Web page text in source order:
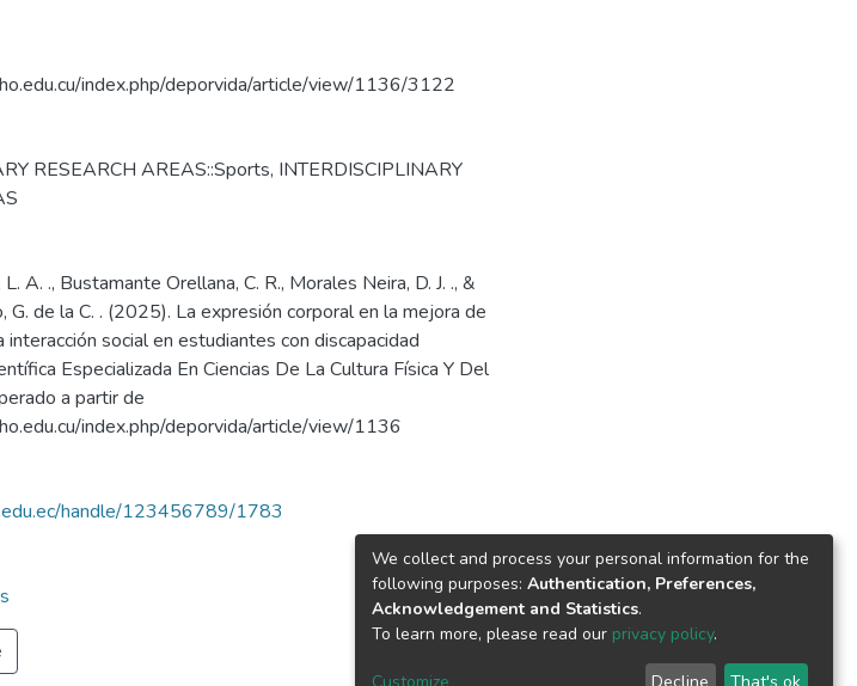
index.php/deporvida/article/view/1136/3122
RESEARCH AREAS::Sports, INTERDISCIPLINARY
A. ., Bustamante Orellana, C. R., Morales Neira, D. J. ., &
G. de la C. . (2025). La expresión corporal en la mejora de
interacción social en estudiantes con discapacidad
Especializada En Ciencias De La Cultura Física Y Del
a partir de
index.php/deporvida/article/view/1136
handle/123456789/1783
We collect and process your personal information for the
following purposes: Authentication, Preferences,
Acknowledgement and Statistics.
To learn more, please read our privacy policy.